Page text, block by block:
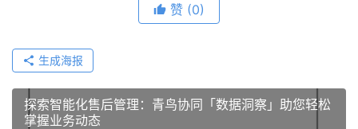
赞 (0)
生成海报
探索智能化售后管理：青鸟协同「数据洞察」助您轻松
掌握业务动态